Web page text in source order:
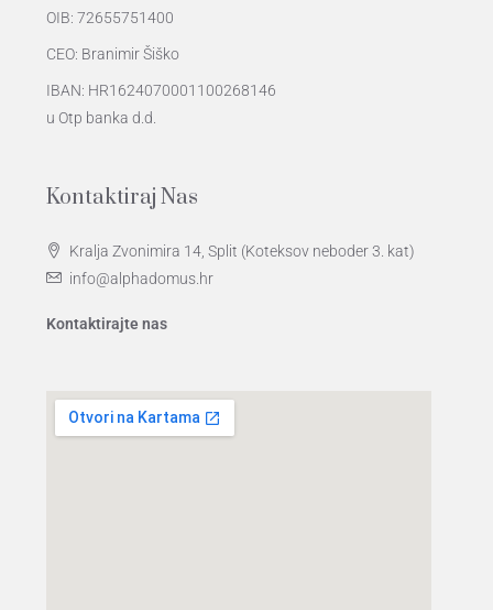
OIB: 72655751400
CEO: Branimir Šiško
IBAN: HR1624070001100268146
u Otp banka d.d.
Kontaktiraj Nas
Kralja Zvonimira 14, Split (Koteksov neboder 3. kat)
info@alphadomus.hr
Kontaktirajte nas